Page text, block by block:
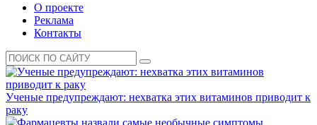
О проекте
Реклама
Контакты
Ученые предупреждают: нехватка этих витаминов приводит к
раку